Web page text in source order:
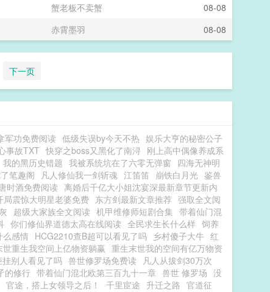
蟹老板不卖蟹
08-08
赤霄墨羽 08-08
下一页
军功免费阅读 低级失误by今天不热 娱乐大亨的秘密公子
事故TXT 快穿之boss又黑化了南浔 刚上高中偶像养成系
我的黑历史错题 我被系统坑在了六零无弹窗 四海无神明
笔趣阁 凡人修仙我一剑斩魂 江笛笛 崩铁白月光 鉴兽
时酒免费阅读 离婚后千亿大小姐沈宴深最新章节更新内
局震惊大明星老婆免费 东方剑最新文章推荐 强取全文阅
超级大家族全文阅读 机甲维修师短剧合集 带着仙门混
你们修仙界道德太高在线阅读 全民求生长什么样 饲养
么感情 HCG2210查B超可以看见了吗 乡村傻子大牛 红
世重生我空间上亿物资躺赢 重生末世我的空间有亿万物资
别人看见了吗 兽世修罗场免费读
凡人从拔剑30万次
的修行 带着仙门混北欧第三百九十一章 兽世 修罗场 没
官途，搭上女领导之后！ 千里宦途 升迁之路 官道征